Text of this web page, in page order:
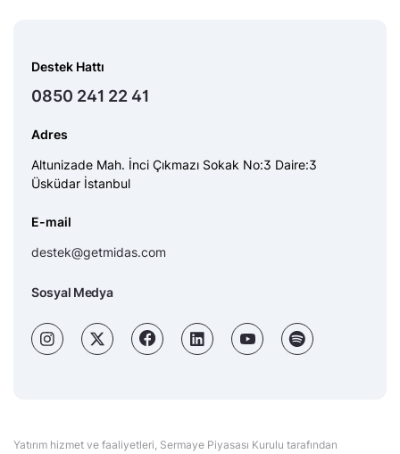
Destek Hattı
0850 241 22 41
Adres
Altunizade Mah. İnci Çıkmazı Sokak No:3 Daire:3
Üsküdar İstanbul
E-mail
destek@getmidas.com
Sosyal Medya
Yatırım hizmet ve faaliyetleri, Sermaye Piyasası Kurulu tarafından